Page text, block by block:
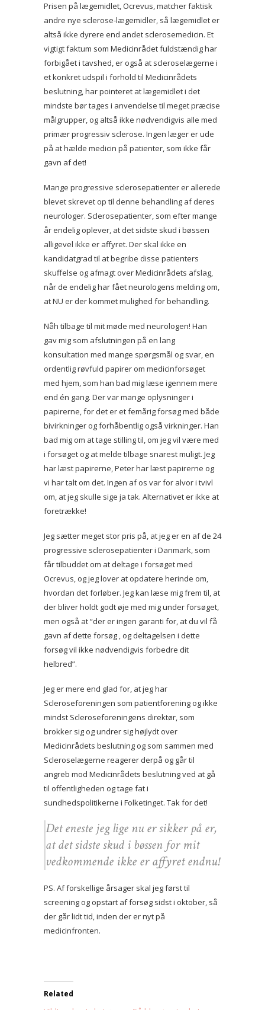
Prisen på lægemidlet, Ocrevus, matcher faktisk
andre nye sclerose-lægemidler, så lægemidlet er
altså ikke dyrere end andet sclerosemedicin. Et
vigtigt faktum som Medicinrådet fuldstændig har
forbigået i tavshed, er også at scleroselægerne i
et konkret udspil i forhold til Medicinrådets
beslutning, har pointeret at lægemidlet i det
mindste bør tages i anvendelse til meget præcise
målgrupper, og altså ikke nødvendigvis alle med
primær progressiv sclerose. Ingen læger er ude
på at hælde medicin på patienter, som ikke får
gavn af det!
Mange progressive sclerosepatienter er allerede
blevet skrevet op til denne behandling af deres
neurologer. Sclerosepatienter, som efter mange
år endelig oplever, at det sidste skud i bøssen
alligevel ikke er affyret. Der skal ikke en
kandidatgrad til at begribe disse patienters
skuffelse og afmagt over Medicinrådets afslag,
når de endelig har fået neurologens melding om,
at NU er der kommet mulighed for behandling.
Nåh tilbage til mit møde med neurologen! Han
gav mig som afslutningen på en lang
konsultation med mange spørgsmål og svar, en
ordentlig røvfuld papirer om medicinforsøget
med hjem, som han bad mig læse igennem mere
end én gang. Der var mange oplysninger i
papirerne, for det er et femårig forsøg med både
bivirkninger og forhåbentlig også virkninger. Han
bad mig om at tage stilling til, om jeg vil være med
i forsøget og at melde tilbage snarest muligt. Jeg
har læst papirerne, Peter har læst papirerne og
vi har talt om det. Ingen af os var for alvor i tvivl
om, at jeg skulle sige ja tak. Alternativet er ikke at
foretrække!
Jeg sætter meget stor pris på, at jeg er en af de 24
progressive sclerosepatienter i Danmark, som
får tilbuddet om at deltage i forsøget med
Ocrevus, og jeg lover at opdatere herinde om,
hvordan det forløber. Jeg kan læse mig frem til, at
der bliver holdt godt øje med mig under forsøget,
men også at “der er ingen garanti for, at du vil få
gavn af dette forsøg , og deltagelsen i dette
forsøg vil ikke nødvendigvis forbedre dit
helbred”.
Jeg er mere end glad for, at jeg har
Scleroseforeningen som patientforening og ikke
mindst Scleroseforeningens direktør, som
brokker sig og undrer sig højlydt over
Medicinrådets beslutning og som sammen med
Scleroselægerne reagerer derpå og går til
angreb mod Medicinrådets beslutning ved at gå
til offentligheden og tage fat i
sundhedspolitikerne i Folketinget. Tak for det!
Det eneste jeg lige nu er sikker på er,
at det sidste skud i bøssen for mit
vedkommende ikke er affyret endnu!
PS. Af forskellige årsager skal jeg først til
screening og opstart af forsøg sidst i oktober, så
der går lidt tid, inden der er nyt på
medicinfronten.
Related